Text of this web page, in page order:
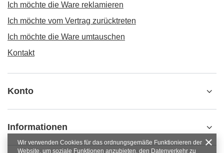
Ich möchte die Ware reklamieren
Ich möchte vom Vertrag zurücktreten
Ich möchte die Ware umtauschen
Kontakt
Konto
Informationen
Wir verwenden Cookies für das ordnungsgemäße Funktionieren der
Website, um soziale Funktionen anzubieten, den Datenverkehr zu